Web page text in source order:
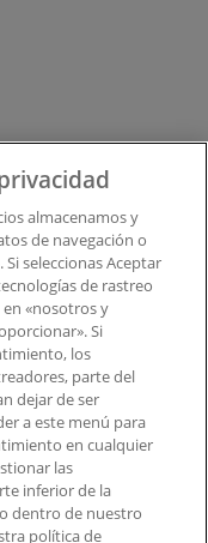
web o en la
almacenamos y
de navegación o
seleccionas Aceptar
de rastreo
«nosotros y
Si
los
parte del
dejar de ser
a este menú para
en cualquier
las
inferior de la
dentro de nuestro
política de